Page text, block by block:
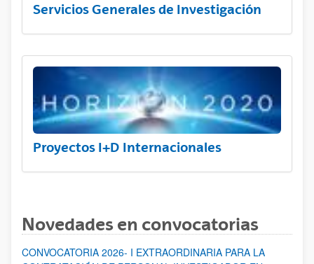
Servicios Generales de Investigación
Proyectos I+D Internacionales
Novedades en convocatorias
CONVOCATORIA 2026- I EXTRAORDINARIA PARA LA